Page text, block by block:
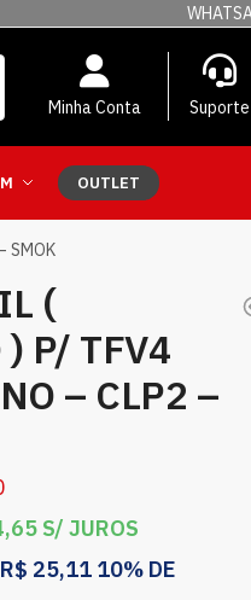
Minha Conta Suporte
OUTLET
SMOK
(
) P/ TFV4
– CLP2 –
S/ JUROS
R$ 25,11 10% DE